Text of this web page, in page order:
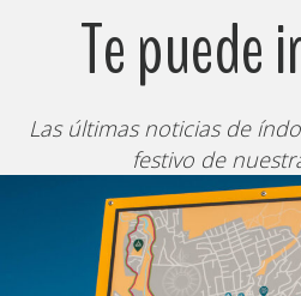
Te puede
Las últimas noticias de
festivo de